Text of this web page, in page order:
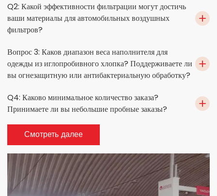
Q2: Какой эффективности фильтрации могут достичь
ваши материалы для автомобильных воздушных
фильтров?
Вопрос 3: Каков диапазон веса наполнителя для
одежды из иглопробивного хлопка? Поддерживаете ли
вы огнезащитную или антибактериальную обработку?
Q4: Каково минимальное количество заказа?
Принимаете ли вы небольшие пробные заказы?
Смотреть далее